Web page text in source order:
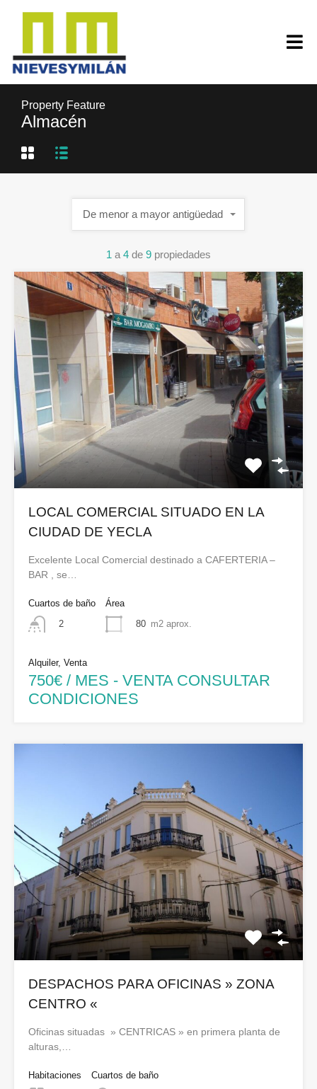
Property Feature
Almacén
1 a 4 de 9 propiedades
De menor a mayor antigüedad
LOCAL COMERCIAL SITUADO EN LA
CIUDAD DE YECLA
Excelente Local Comercial destinado a CAFERTERIA –
BAR , se…
Cuartos de baño
2
Área
80 m2 aprox.
Alquiler, Venta
750€ / MES - VENTA CONSULTAR
CONDICIONES
DESPACHOS PARA OFICINAS » ZONA
CENTRO «
Oficinas situadas » CENTRICAS » en primera planta de
alturas,…
Habitaciones
Cuartos de baño